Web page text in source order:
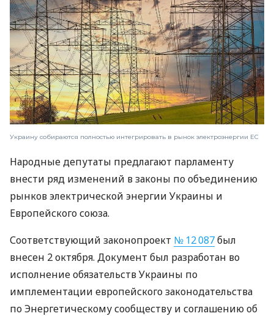
Украину собираются полностью интегрировать в рынок электроэнергии ЕС
Народные депутаты предлагают парламенту
внести ряд изменений в законы по объединению
рынков электрической энергии Украины и
Европейского союза.
Соответствующий законопроект № 12 087был
внесен 2 октября. Документ был разработан во
исполнение обязательств Украины по
имплементации европейского законодательства
по Энергетическому сообществу и соглашению об